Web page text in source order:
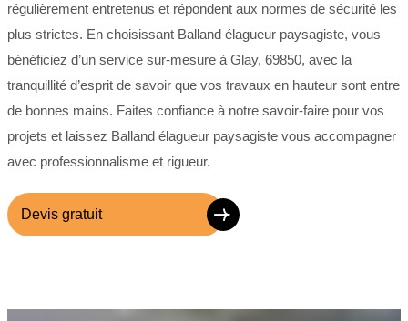
régulièrement entretenus et répondent aux normes de sécurité les
plus strictes. En choisissant Balland élagueur paysagiste, vous
bénéficiez d’un service sur-mesure à Glay, 69850, avec la
tranquillité d’esprit de savoir que vos travaux en hauteur sont entre
de bonnes mains. Faites confiance à notre savoir-faire pour vos
projets et laissez Balland élagueur paysagiste vous accompagner
avec professionnalisme et rigueur.
Devis gratuit